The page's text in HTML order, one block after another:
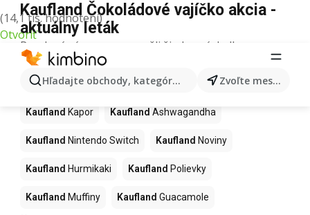
(14,1 tis. hodnotení)
Otvoriť
Hľadajte obchody, kategórie, produkty... Zvoľte mesto
Kaufland Čokoládové vajíčko akcia -
aktuálny leták
Pre daný výraz sme nenašli žiadne výsledky.
Ďalšie produkty v obchodoch
Kaufland
Kaufland Kapor Kaufland Ashwagandha
Kaufland Nintendo Switch Kaufland Noviny
Kaufland Hurmikaki Kaufland Polievky
Kaufland Muffiny Kaufland Guacamole